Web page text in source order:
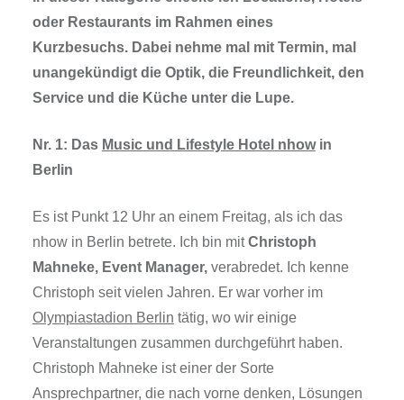
oder Restaurants im Rahmen eines
Kurzbesuchs. Dabei nehme mal mit Termin, mal
unangekündigt die Optik, die Freundlichkeit, den
Service und die Küche unter die Lupe.
Nr. 1: Das Music und Lifestyle Hotel nhowin
Berlin
Es ist Punkt 12 Uhr an einem Freitag, als ich das
nhow in Berlin betrete. Ich bin mitChristoph
Mahneke, Event Manager,verabredet. Ich kenne
Christoph seit vielen Jahren. Er war vorher im
Olympiastadion Berlin tätig, wo wir einige
Veranstaltungen zusammen durchgeführt haben.
Christoph Mahneke ist einer der Sorte
Ansprechpartner, die nach vorne denken, Lösungen